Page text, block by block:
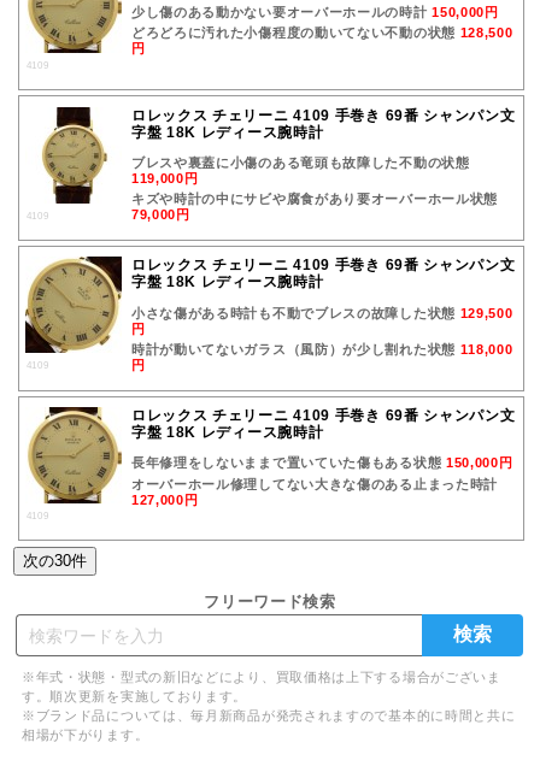
4109
少し傷のある動かない要オーバーホールの時計150,000円
どろどろに汚れた小傷程度の動いてない不動の状態 128,500
円
4109
ロレックス チェリーニ 4109 手巻き 69番 シャンパン文
字盤 18K レディース腕時計
ブレスや裏蓋に小傷のある竜頭も故障した不動の状態
119,000円
キズや時計の中にサビや腐食があり要オーバーホール状態
79,000円
4109
ロレックス チェリーニ 4109 手巻き 69番 シャンパン文
字盤 18K レディース腕時計
小さな傷がある時計も不動でブレスの故障した状態 129,500
円
時計が動いてないガラス（風防）が少し割れた状態 118,000
円
4109
ロレックス チェリーニ 4109 手巻き 69番 シャンパン文
字盤 18K レディース腕時計
長年修理をしないままで置いていた傷もある状態 150,000円
オーバーホール修理してない大きな傷のある止まった時計
127,000円
フリーワード検索
※年式・状態・型式の新旧などにより、買取価格は上下する場合がございま
す。順次更新を実施しております。
※ブランド品については、毎月新商品が発売されますので基本的に時間と共に
相場が下がります。